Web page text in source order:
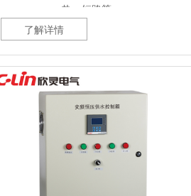
热、短路等
防护等级:
IP20
外形尺寸:
400×300×230mm
冷却方式:
环境温度:
-10~+45℃
环境湿度:
20~90%RH，无水珠凝结
使用场所:
海拔高度超过1000 米, 降额
使用, 无尘埃, 腐蚀性 气体, 易
燃易爆气体, 油雾, 水蒸气, 滴
了解详情